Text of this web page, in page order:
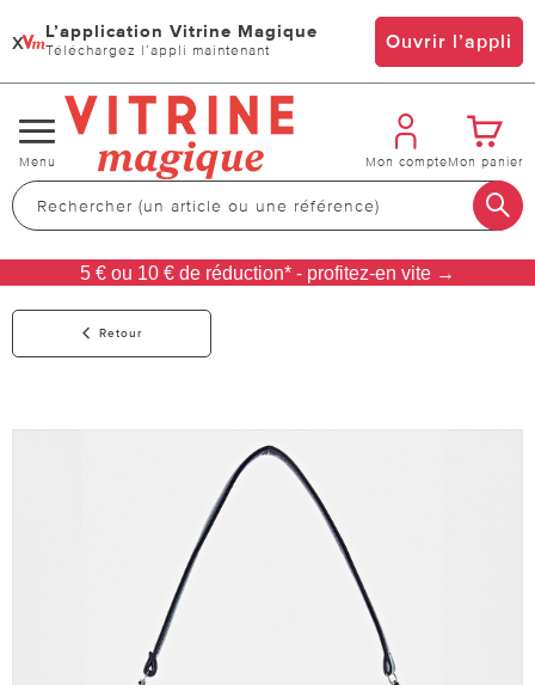
x L’application Vitrine Magique
Téléchargez l’appli maintenant Ouvrir l’appli
Changer
de
navigation
Menu Mon compteMon panier
5 € ou 10 € de réduction* - profitez-en vite →
Retour